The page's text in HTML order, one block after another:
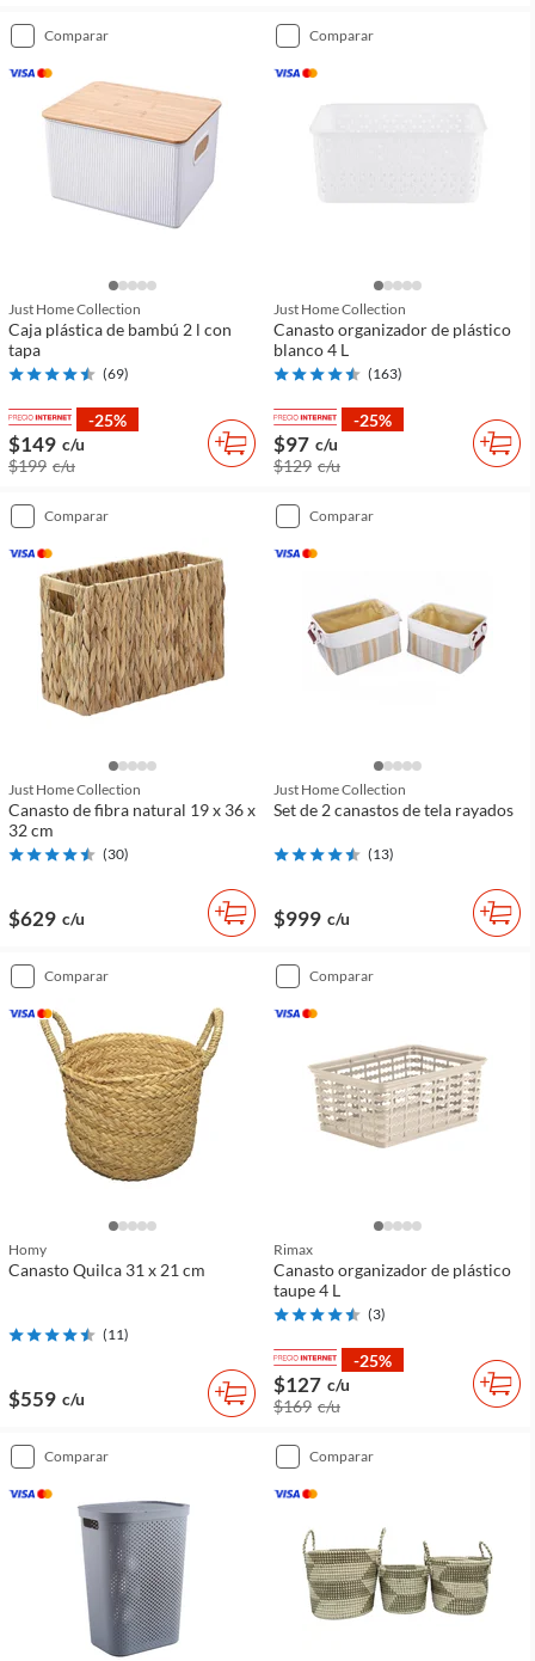
comparar
Just Home Collection
Caja plástica de bambú 2 l con
tapa
(69)
-25%
$149 c/u
$199 c/u
comparar
Just Home Collection
Canasto organizador de plástico
blanco 4 L
(163)
-25%
$97 c/u
$129 c/u
comparar
Just Home Collection
Canasto de fibra natural 19 x 36 x
32 cm
(30)
$629 c/u
comparar
Just Home Collection
Set de 2 canastos de tela rayados
(13)
$999 c/u
comparar
Homy
Canasto Quilca 31 x 21 cm
(11)
$559 c/u
comparar
Rimax
Canasto organizador de plástico
taupe 4 L
(3)
-25%
$127 c/u
$169 c/u
comparar comparar